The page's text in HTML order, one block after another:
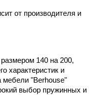
от производителя и
140 на 200,
характеристик и
мебели "Berhouse"
выбор пружинных и